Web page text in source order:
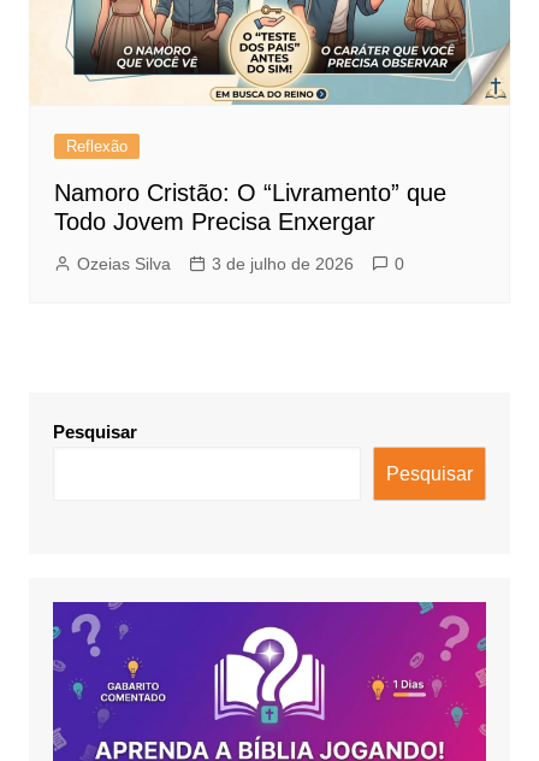
Reflexão
Namoro Cristão: O “Livramento” que
Todo Jovem Precisa Enxergar
Ozeias Silva 3 de julho de 2026 0
Pesquisar
Pesquisar